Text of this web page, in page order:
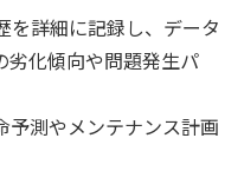
を詳細に記録し、データ
劣化傾向や問題発生パ
予測やメンテナンス計画